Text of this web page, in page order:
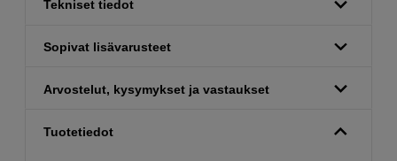
Tekniset tiedot
Sopivat lisävarusteet
Arvostelut, kysymykset ja vastaukset
Tuotetiedot